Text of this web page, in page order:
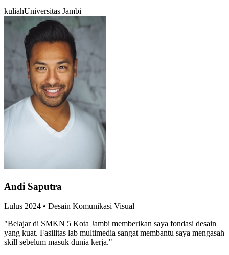
kuliahUniversitas Jambi
Andi Saputra
Lulus 2024 • Desain Komunikasi Visual
"Belajar di SMKN 5 Kota Jambi memberikan saya fondasi desain
yang kuat. Fasilitas lab multimedia sangat membantu saya mengasah
skill sebelum masuk dunia kerja."